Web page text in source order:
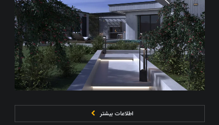
اطلاعات بیشتر